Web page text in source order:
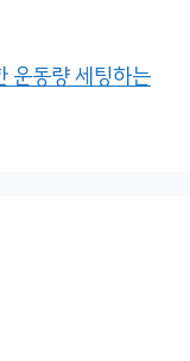
운동량 세팅하는